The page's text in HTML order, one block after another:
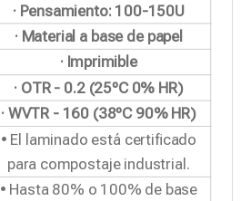
· Pensamiento: 100-150U
· Material a base de papel
· Imprimible
· OTR - 0.2 (25ºC 0% HR)
· WVTR - 160 (38ºC 90% HR)
• El laminado está certificado
para compostaje industrial.
• Hasta 80% o 100% de base